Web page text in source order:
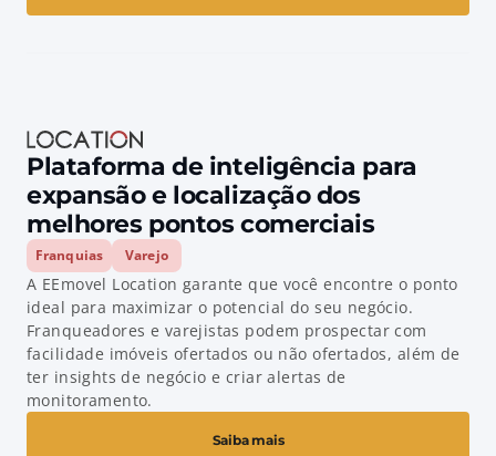
Plataforma de inteligência para
expansão e localização dos
melhores pontos comerciais
Franquias Varejo
A EEmovel Location garante que você encontre o ponto
ideal para maximizar o potencial do seu negócio.
Franqueadores e varejistas podem prospectar com
facilidade imóveis ofertados ou não ofertados, além de
ter insights de negócio e criar alertas de
monitoramento.
Saiba mais